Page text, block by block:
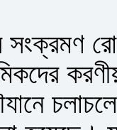
সংক্রমণ